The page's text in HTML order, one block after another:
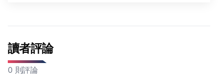
讀者評論
0 則評論